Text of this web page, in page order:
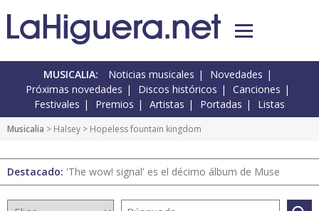
MUSICALIA: Noticias musicales
Novedades
Próximas novedades
Discos históricos
Canciones
Festivales
Premios Artistas Portadas Listas
Musicalia > Halsey > Hopeless fountain kingdom
Destacado: 'The wow! signal' es el décimo álbum de Muse